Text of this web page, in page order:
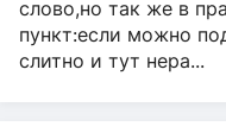
слово,но так же в
пункт:если можно
слитно и тут нера...